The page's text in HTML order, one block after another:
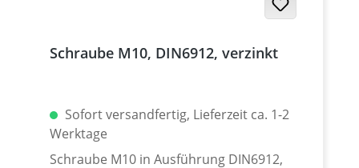
Schraube M10, DIN6912, verzinkt
Sofort versandfertig, Lieferzeit ca. 1-2
Werktage
Schraube M10 in Ausführung DIN6912,